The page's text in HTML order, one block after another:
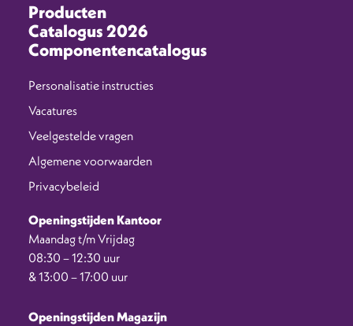
Producten
Catalogus 2026
Componentencatalogus
Personalisatie instructies
Vacatures
Veelgestelde vragen
Algemene voorwaarden
Privacybeleid
Openingstijden Kantoor
Maandag t/m Vrijdag
08:30 – 12:30 uur
& 13:00 – 17:00 uur
Openingstijden Magazijn